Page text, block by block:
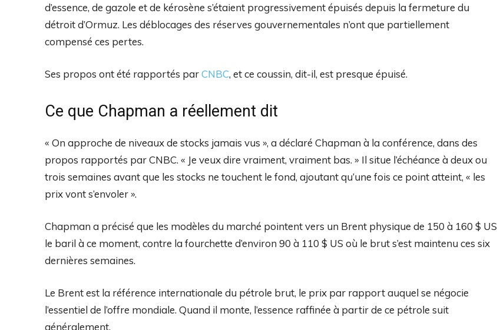
d’essence, de gazole et de kérosène s’étaient progressivement épuisés depuis la fermeture du
détroit d’Ormuz. Les déblocages des réserves gouvernementales n’ont que partiellement
compensé ces pertes.
Ses propos ont été rapportés parCNBC, et ce coussin, dit-il, est presque épuisé.
Ce que Chapman a réellement dit
« On approche de niveaux de stocks jamais vus », a déclaré Chapman à la conférence, dans des
propos rapportés par CNBC. « Je veux dire vraiment, vraiment bas. » Il situe l’échéance à deux ou
trois semaines avant que les stocks ne touchent le fond, ajoutant qu’une fois ce point atteint, « les
prix vont s’envoler ».
Chapman a précisé que les modèles du marché pointent vers un Brent physique de 150 à 160 $ US
le baril à ce moment, contre la fourchette d’environ 90 à 110 $ US où le brut s’est maintenu ces six
dernières semaines.
Le Brent est la référence internationale du pétrole brut, le prix par rapport auquel se négocie
l’essentiel de l’offre mondiale. Quand il monte, l’essence raffinée à partir de ce pétrole suit
généralement.